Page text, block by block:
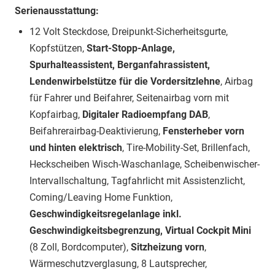
Serienausstattung:
12 Volt Steckdose, Dreipunkt-Sicherheitsgurte,
Kopfstützen, Start-Stopp-Anlage,
Spurhalteassistent, Berganfahrassistent,
Lendenwirbelstütze für die Vordersitzlehne, Airbag
für Fahrer und Beifahrer, Seitenairbag vorn mit
Kopfairbag, Digitaler Radioempfang DAB,
Beifahrerairbag-Deaktivierung, Fensterheber vorn
und hinten elektrisch, Tire-Mobility-Set, Brillenfach,
Heckscheiben Wisch-Waschanlage, Scheibenwischer-
Intervallschaltung, Tagfahrlicht mit Assistenzlicht,
Coming/Leaving Home Funktion,
Geschwindigkeitsregelanlage inkl.
Geschwindigkeitsbegrenzung, Virtual Cockpit Mini
(8 Zoll, Bordcomputer), Sitzheizung vorn,
Wärmeschutzverglasung, 8 Lautsprecher,